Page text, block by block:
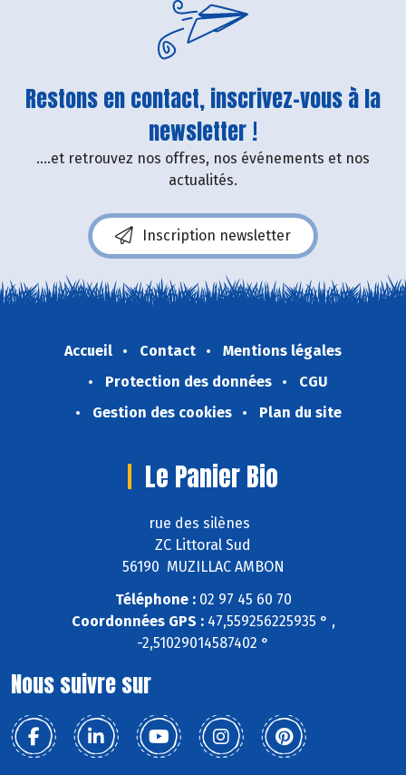
Restons en contact, inscrivez-vous à la
newsletter !
....et retrouvez nos offres, nos événements et nos
actualités.
Inscription newsletter
Accueil Contact
Mentions légales
Protection des données
CGU
Gestion des cookies
Plan du site
Le Panier Bio
rue des silènes
ZC Littoral Sud
56190 MUZILLAC AMBON
Téléphone :02 97 45 60 70
Coordonnées GPS :47,559256225935 ° ,
-2,51029014587402 °
Nous suivre sur